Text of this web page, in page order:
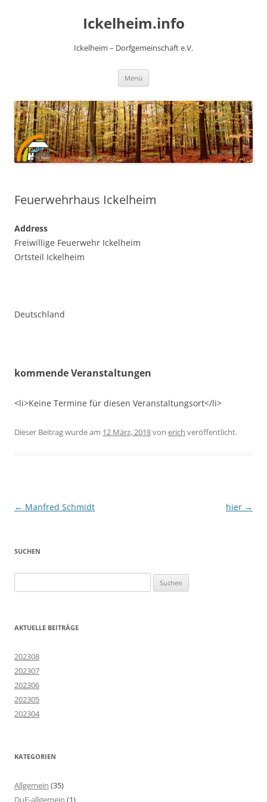
Ickelheim.info
Ickelheim – Dorfgemeinschaft e.V.
Menü
Feuerwehrhaus Ickelheim
Address
Freiwillige Feuerwehr Ickelheim
Ortsteil Ickelheim
Deutschland
kommende Veranstaltungen
<li>Keine Termine für diesen Veranstaltungsort</li>
Dieser Beitrag wurde am 12 März, 2018von erich veröffentlicht.
Beitragsnavigation
← Manfred Schmidt hier →
SUCHEN
nach:
AKTUELLE BEITRÄGE
202308
202307
202306
202305
202304
KATEGORIEN
Allgemein (35)
DuF-allgemein (1)